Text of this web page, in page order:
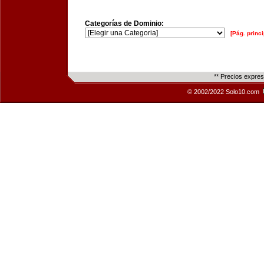
Categorías de Dominio:
[Pág.
** Precios
© 2002/2022 Solo10.com